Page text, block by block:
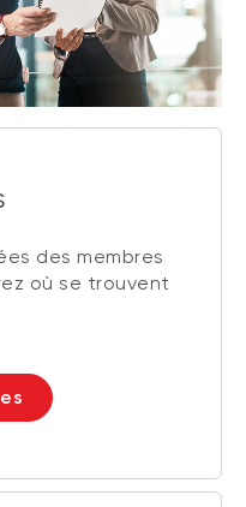
des membres
où se trouvent